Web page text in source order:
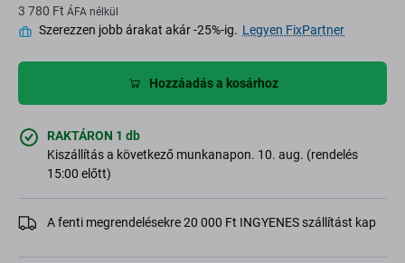
3 780 Ft ÁFA nélkül
Szerezzen jobb árakat akár -25%-ig. Legyen FixPartner
Hozzáadás a kosárhoz
RAKTÁRON 1 db
Kiszállítás a következő munkanapon. 10. aug. (rendelés
15:00 előtt)
A fenti megrendelésekre 20 000 Ft INGYENES szállítást kap